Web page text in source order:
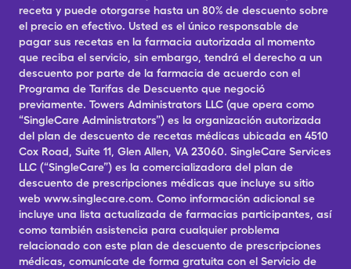
receta y puede otorgarse hasta un 80% de descuento sobre
el precio en efectivo. Usted es el único responsable de
pagar sus recetas en la farmacia autorizada al momento
que reciba el servicio, sin embargo, tendrá el derecho a un
descuento por parte de la farmacia de acuerdo con el
Programa de Tarifas de Descuento que negoció
previamente. Towers Administrators LLC (que opera como
“SingleCare Administrators”) es la organización autorizada
del plan de descuento de recetas médicas ubicada en 4510
Cox Road, Suite 11, Glen Allen, VA 23060. SingleCare Services
LLC (“SingleCare”) es la comercializadora del plan de
descuento de prescripciones médicas que incluye su sitio
web www.singlecare.com. Como información adicional se
incluye una lista actualizada de farmacias participantes, así
como también asistencia para cualquier problema
relacionado con este plan de descuento de prescripciones
médicas, comunícate de forma gratuita con el Servicio de